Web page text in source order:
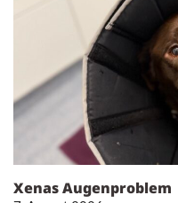
Xenas Augenproblem